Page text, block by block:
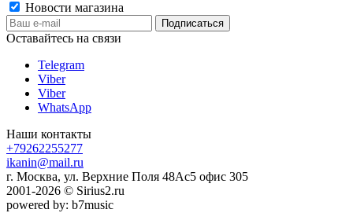
Новости магазина
Оставайтесь на связи
Telegram
Viber
Viber
WhatsApp
Наши контакты
+79262255277
ikanin@mail.ru
г. Москва, ул. Верхние Поля 48Ас5 офис 305
2001-2026 © Sirius2.ru
powered by: b7music